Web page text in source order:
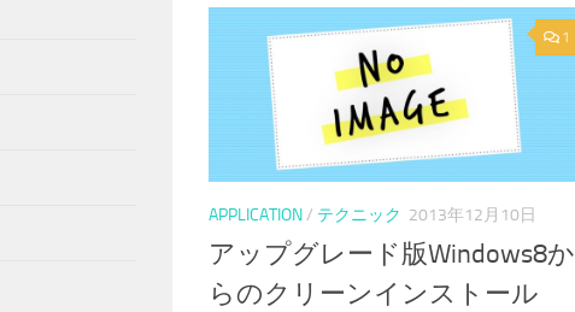
1
APPLICATION/ テクニック 2013年12月10日
アップグレード版Windows8か
らのクリーンインストール